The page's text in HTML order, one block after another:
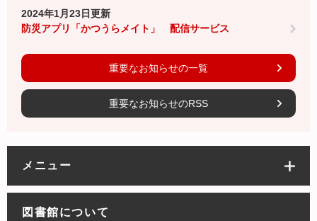
2024年1月23日更新
防災アプリ「かつうらメイト」 配信サービス
重要なお知らせの一覧
重要なお知らせのRSS
メニュー
図書館について